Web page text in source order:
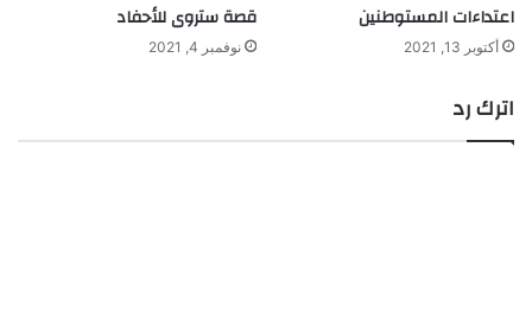
اعتداءات المستوطنين
أكتوبر 13, 2021
قصة ستروى للأحفاد
نوفمبر 4, 2021
اترك رد